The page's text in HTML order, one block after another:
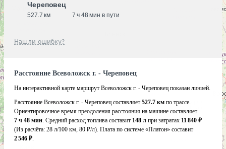
Череповец
527.7 км 7 ч 48 мин в пути
Нашли ошибку?
Расстояние Всеволожск г. - Череповец
На интерактивной карте маршрут Всеволожск г. - Череповец показан линией.
Расстояние Всеволожск г. - Череповец составляет 527.7 км по трассе.
Ориентировочное время преодоления расстояния на машине составляет
7 ч 48 мин. Средний расход топлива составит 148 л при затратах 11 840 ₽
(Из расчёта: 28 л/100 км, 80 ₽/л). Плата по системе «Платон» составит
2 546 ₽.